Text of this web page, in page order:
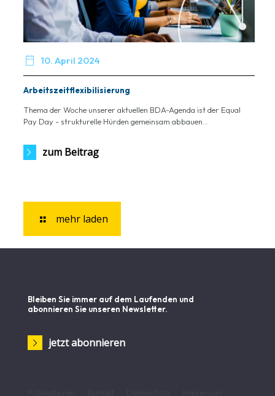
 10. April 2024
Arbeitszeitflexibilisierung
Thema der Woche unserer aktuellen BDA-Agenda ist der Equal
Pay Day - strukturelle Hürden gemeinsam abbauen...
zum Beitrag
mehr laden
Bleiben Sie immer auf dem Laufenden und
abonnieren Sie unseren Newsletter.
jetzt abonnieren